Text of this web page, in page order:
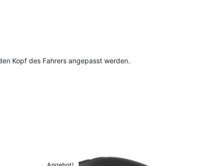
Kopf des Fahrers angepasst werden.
Preis